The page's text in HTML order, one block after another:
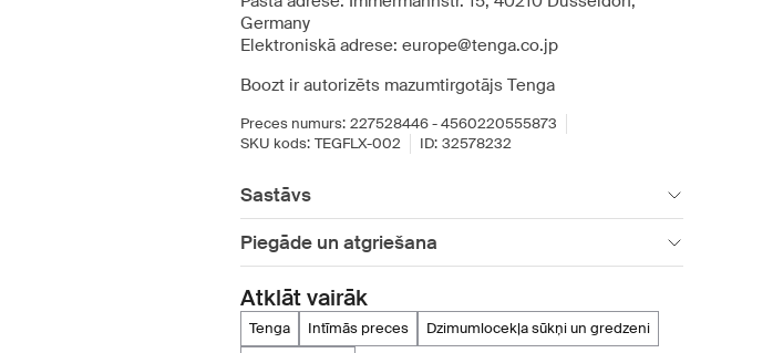
Germany
Elektroniskā adrese: europe@tenga.co.jp
Boozt ir autorizēts mazumtirgotājs Tenga
Preces numurs: 227528446 - 4560220555873
SKU kods: TEGFLX-002 ID: 32578232
Sastāvs
Piegāde un atgriešana
Atklāt vairāk
tenga intīmās preces
dzimumlocekļa sūkņi un gredzeni